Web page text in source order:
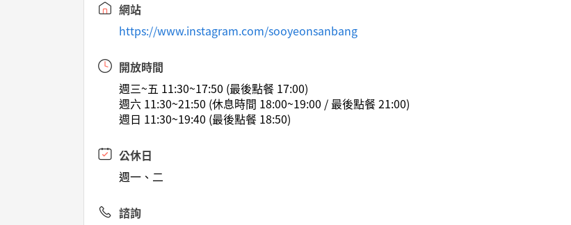
網站
https://www.instagram.com/sooyeonsanbang
開放時間
週三~五 11:30~17:50 (最後點餐 17:00)
週六 11:30~21:50 (休息時間 18:00~19:00 / 最後點餐 21:00)
週日 11:30~19:40 (最後點餐 18:50)
公休日
週一、二
諮詢